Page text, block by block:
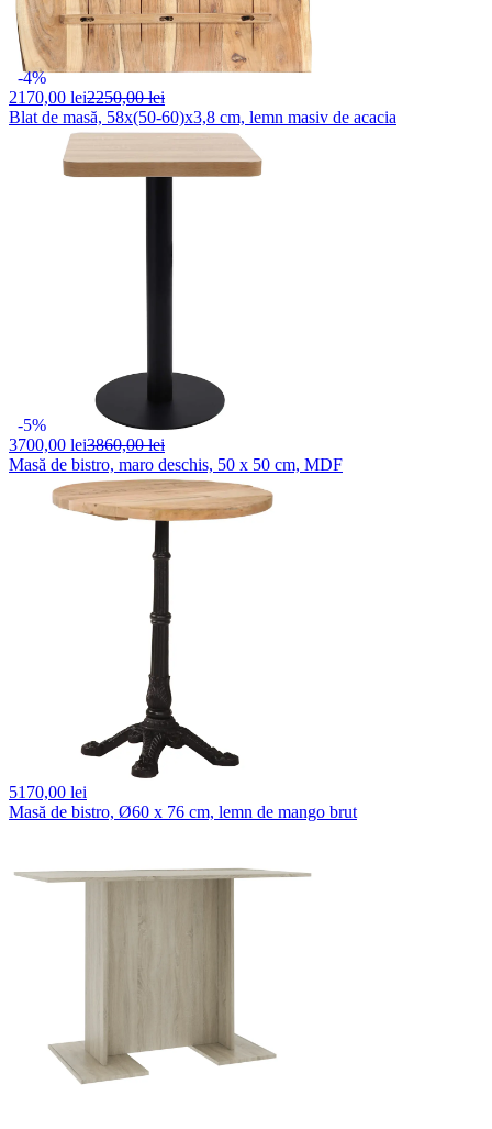
-4%
2170,00 lei2250,00 lei
Blat de masă, 58x(50-60)x3,8 cm, lemn masiv de acacia
-5%
3700,00 lei3860,00 lei
Masă de bistro, maro deschis, 50 x 50 cm, MDF
5170,00 lei
Masă de bistro, Ø60 x 76 cm, lemn de mango brut